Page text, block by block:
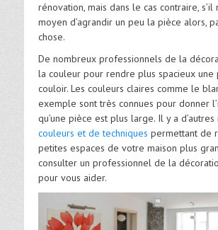
rénovation, mais dans le cas contraire, s’il
moyen d’agrandir un peu la pièce alors,
chose.
De nombreux professionnels de la
la couleur pour rendre plus spacieux une
couloir. Les couleurs claires comme le
exemple sont très connues pour donner
qu’une pièce est plus large. Il y a
couleurs et de techniques permettant de
petites espaces de votre maison plus
consulter un professionnel de la
pour vous aider.